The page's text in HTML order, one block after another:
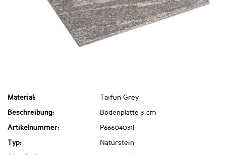
Material: Taifun Grey
Beschreibung: Bodenplatte 3 cm
Artikelnummer: P66604031F
Typ: Naturstein